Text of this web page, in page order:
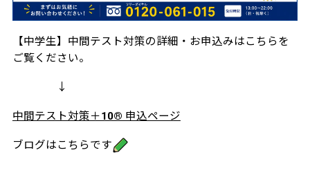
【中学生】中間テスト対策の詳細・お申込みはこちらを
ご覧ください。
↓
中間テスト対策＋10® 申込ページ
ブログはこちらです